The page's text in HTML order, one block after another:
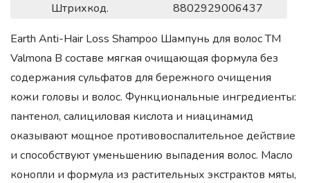
Штрихкод.
8802929006437
Earth Anti-Hair Loss Shampoo Шампунь для волос ТМ
Valmona В составе мягкая очищающая формула без
содержания сульфатов для бережного очищения
кожи головы и волос. Функциональные ингредиенты:
пантенол, салициловая кислота и ниацинамид
оказывают мощное противовоспалительное действие
и способствуют уменьшению выпадения волос. Масло
конопли и формула из растительных экстрактов мяты,